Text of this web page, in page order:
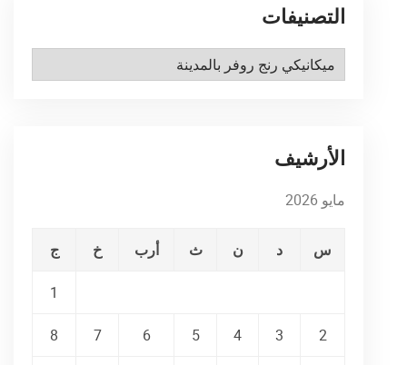
التصنيفات
التصنيفات
الأرشيف
مايو 2026
س د ن ث أرب خ ج
1
2
3
4
5
6
7
8